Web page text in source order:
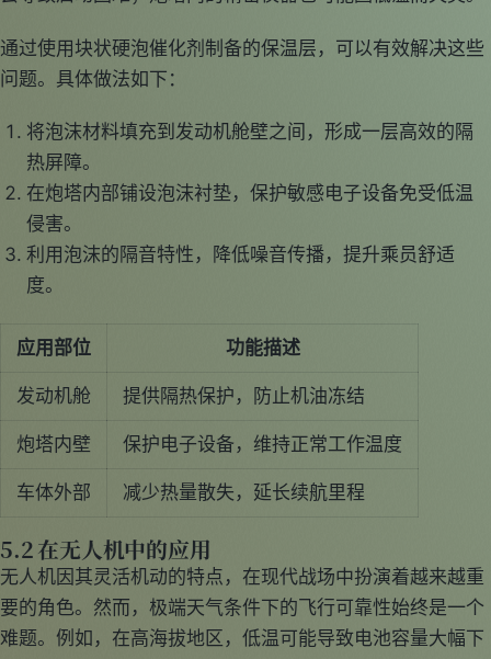
通过使用块状硬泡催化剂制备的保温层，可以有效解决这些
问题。具体做法如下：
将泡沫材料填充到发动机舱壁之间，形成一层高效的隔
热屏障。
在炮塔内部铺设泡沫衬垫，保护敏感电子设备免受低温
侵害。
利用泡沫的隔音特性，降低噪音传播，提升乘员舒适
度。
应用部位
功能描述
发动机舱
提供隔热保护，防止机油冻结
炮塔内壁
保护电子设备，维持正常工作温度
车体外部
减少热量散失，延长续航里程
5.2 在无人机中的应用
无人机因其灵活机动的特点，在现代战场中扮演着越来越重
要的角色。然而，极端天气条件下的飞行可靠性始终是一个
难题。例如，在高海拔地区，低温可能导致电池容量大幅下